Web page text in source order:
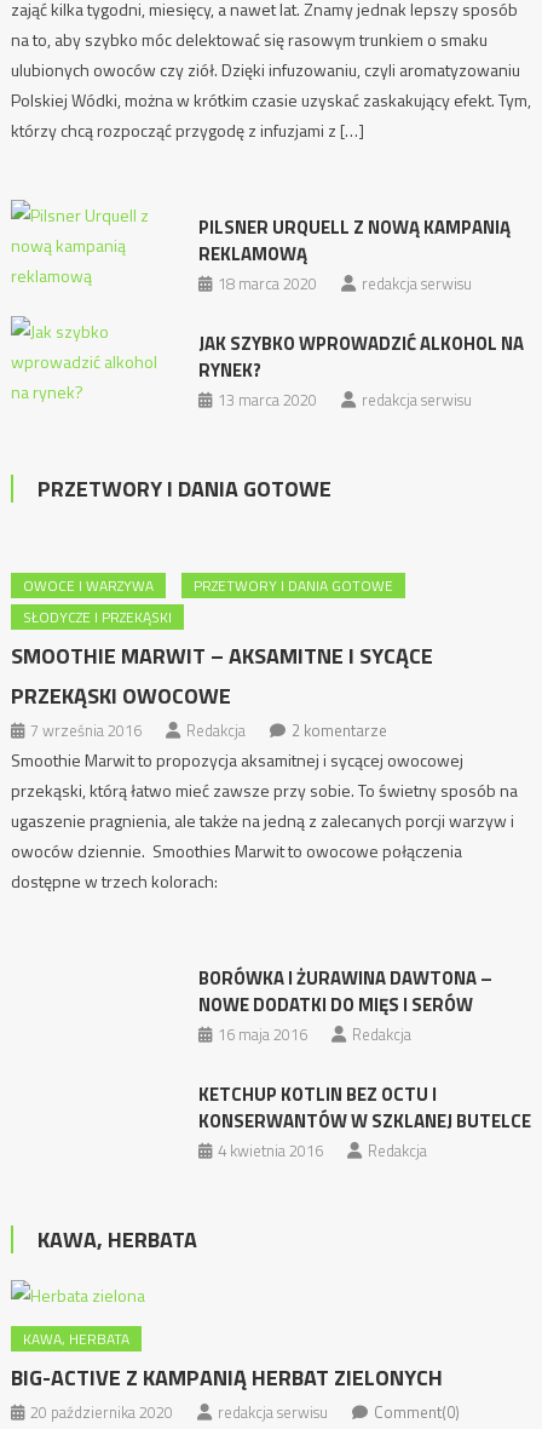
zająć kilka tygodni, miesięcy, a nawet lat. Znamy jednak lepszy sposób
na to, aby szybko móc delektować się rasowym trunkiem o smaku
ulubionych owoców czy ziół. Dzięki infuzowaniu, czyli aromatyzowaniu
Polskiej Wódki, można w krótkim czasie uzyskać zaskakujący efekt. Tym,
którzy chcą rozpocząć przygodę z infuzjami z […]
PILSNER URQUELL Z NOWĄ KAMPANIĄ
REKLAMOWĄ
18 marca 2020 redakcja serwisu
JAK SZYBKO WPROWADZIĆ ALKOHOL NA
RYNEK?
13 marca 2020 redakcja serwisu
PRZETWORY I DANIA GOTOWE
OWOCE I WARZYWA
PRZETWORY I DANIA GOTOWE
SŁODYCZE I PRZEKĄSKI
SMOOTHIE MARWIT – AKSAMITNE I SYCĄCE
PRZEKĄSKI OWOCOWE
7 września 2016 Redakcja 2 komentarze
Smoothie Marwit to propozycja aksamitnej i sycącej owocowej
przekąski, którą łatwo mieć zawsze przy sobie. To świetny sposób na
ugaszenie pragnienia, ale także na jedną z zalecanych porcji warzyw i
owoców dziennie. Smoothies Marwit to owocowe połączenia
dostępne w trzech kolorach:
BORÓWKA I ŻURAWINA DAWTONA –
NOWE DODATKI DO MIĘS I SERÓW
16 maja 2016 Redakcja
KETCHUP KOTLIN BEZ OCTU I
KONSERWANTÓW W SZKLANEJ BUTELCE
4 kwietnia 2016 Redakcja
KAWA, HERBATA
KAWA, HERBATA
BIG-ACTIVE Z KAMPANIĄ HERBAT ZIELONYCH
20 października 2020 redakcja serwisu Comment(0)